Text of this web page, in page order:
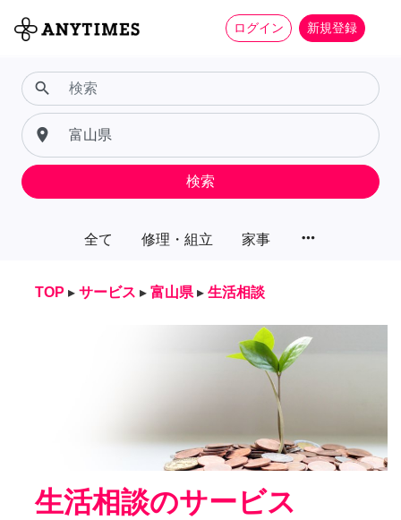
ログイン 新規登録
全て 修理・組立 家事 more_horiz
search
place
検索
TOP ▸ サービス ▸ 富山県 ▸ 生活相談
生活相談のサービス